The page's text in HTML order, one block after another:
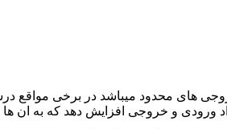
و خروجی های محدود میباشد در برخی